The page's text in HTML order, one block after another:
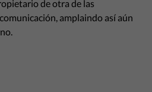
de otra de las
amplaindo así aún